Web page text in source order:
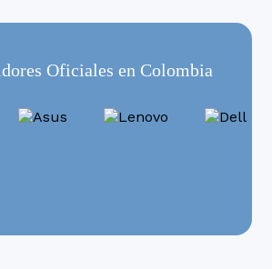
Escritorio
Oficiales en Colombia